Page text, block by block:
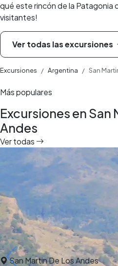
qué este rincón de la Patagonia
visitantes!
Ver todas las excursiones
Excursiones Argentina San
Más populares
Excursiones en San
Andes
Ver todas
San Martin De Los Andes